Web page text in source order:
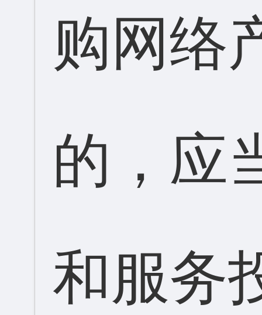
购网络
的，应
和服务